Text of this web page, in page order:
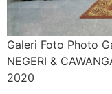
Galeri Foto Photo
NEGERI &
2020